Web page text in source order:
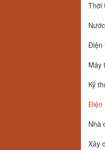
Thời
Điện
Máy
Kỹ
Điện
Nhà
Xây